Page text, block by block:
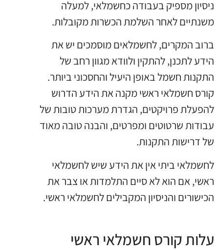
ניסיון מספיק בעבודה כחשמלאי, למעלה
משנתיים לאחר השלמת הכשרות מקובלות.
ברוב המקרים, לחשמלאים מוסמכים יש את
הידע לתכנן, להתקין ולוודא מגוון רחב של
התקנות חשמל באופן היעיל והחסכוני ביותר.
קורס חשמלאי ראשי מקנה את הידע הדרוש
להפעלת פרויקטים, הגדרת מערכות טובות של
עבודות שרטוטים ומפרטים, והבנה טובה מאוד
של דרישות התקנות.
לחשמלאי ביתי אין את הידע שיש לחשמלאי
ראשי, אם הוא לא סיים התלמדות או צבר את
הכישורים והניסיון המקבילים לחשמלאי ראשי.
עלות קורס חשמלאי ראשי